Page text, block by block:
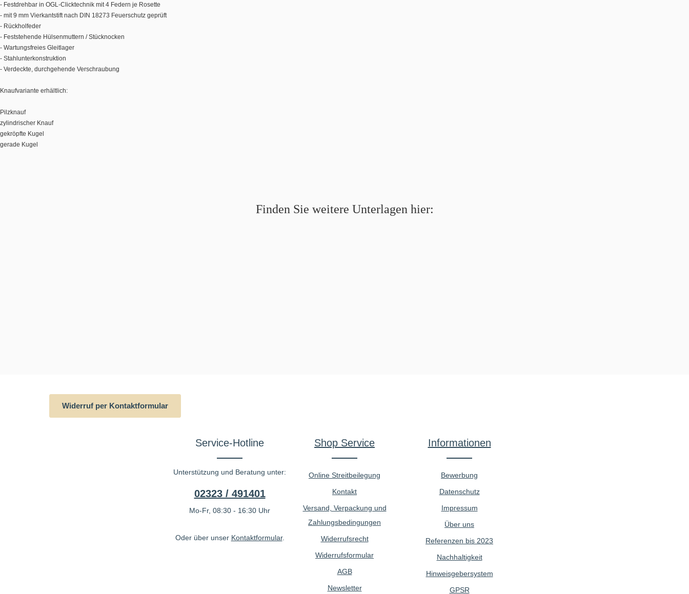
- Festdrehbar in OGL-Clicktechnik mit 4 Federn je Rosette
- mit 9 mm Vierkantstift nach DIN 18273 Feuerschutz geprüft
- Rückholfeder
- Feststehende Hülsenmuttern / Stücknocken
- Wartungsfreies Gleitlager
- Stahlunterkonstruktion
- Verdeckte, durchgehende Verschraubung
Knaufvariante erhältlich:
Pilzknauf
zylindrischer Knauf
gekröpfte Kugel
gerade Kugel
Finden Sie weitere Unterlagen hier:
Widerruf per Kontaktformular
Service-Hotline
Unterstützung und Beratung unter:
02323 / 491401
Mo-Fr, 08:30 - 16:30 Uhr
Oder über unser Kontaktformular.
Shop Service
Online Streitbeilegung
Kontakt
Versand, Verpackung und
Zahlungsbedingungen
Widerrufsrecht
Widerrufsformular
AGB
Newsletter
Informationen
Bewerbung
Datenschutz
Impressum
Über uns
Referenzen bis 2023
Nachhaltigkeit
Hinweisgebersystem
GPSR